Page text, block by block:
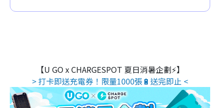
【U GO x CHARGESPOT 夏日消暑企劃⚡】
> 打卡即送充電券！限量1000張🔋送完即止 <